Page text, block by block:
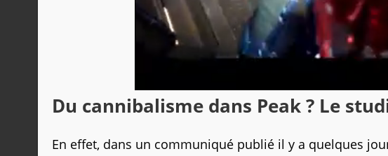
Du cannibalisme dans Peak ? Le
En effet, dans un communiqué publié il y a quelques